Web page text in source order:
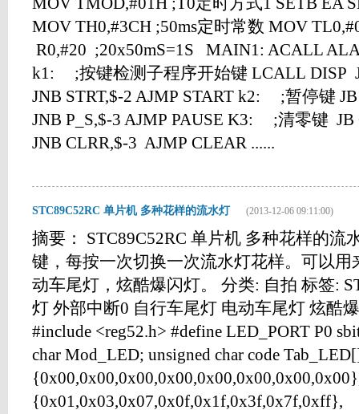
MOV TH0,#3CH ;50ms定时常数 MOV
R0,#20 ;20x50mS=1S MAIN1: ACALL
k1: ;按键检测子程序开始键 LCALL DISP
JNB STRT,$-2 AJMP START k2: ;暂停键
JNB P_S,$-3 AJMP PAUSE K3: ;清零键 JB
JNB CLRR,$-3 AJMP CLEAR ......
STC89C52RC 单片机 多种花样的流水灯 (2013-12-06 09:11:00)
摘要： STC89C52RC 单片机 多种花样的流
键，每按一次切换一次流水灯花样。可以
动车尾灯，炫酷爆闪灯。 分类: 自拍 标签:
灯 外部中断0 自行车尾灯 电动车尾灯 炫酷
#include <reg52.h> #define LED_PORT P0
char Mod_LED; unsigned char code
{0x01,0x03,0x07,0x0f,0x1f,0x3f,0x7f,0xff},